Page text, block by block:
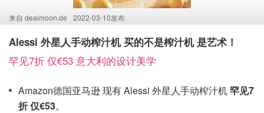
来自 dealmoon.de 2022-03-10发布
Alessi 外星人手动榨汁机 买的不是榨汁机 是艺术！
罕见7折 仅€53 意大利的设计美学
Amazon德国亚马逊 现有 Alessi 外星人手动榨汁机罕见7
折 仅€53。